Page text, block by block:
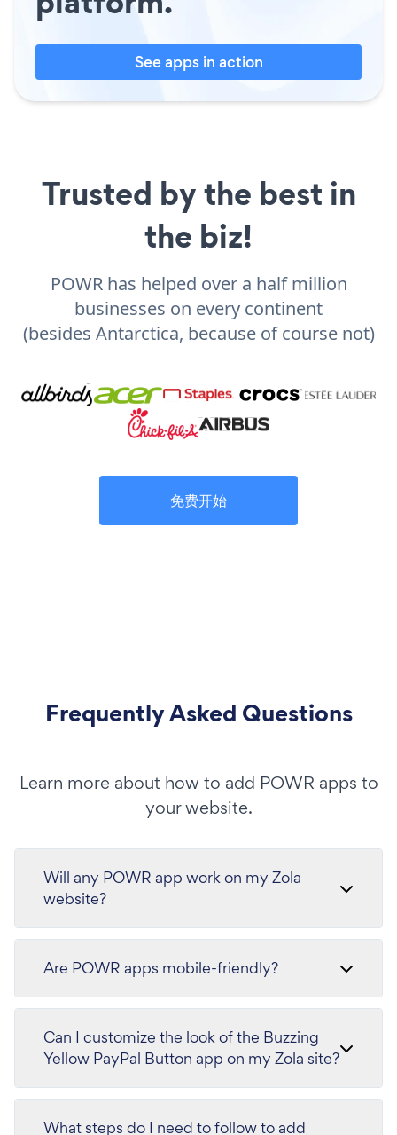
See apps in action
Trusted by the best in
the biz!
POWR has helped over a half million
businesses on every continent
(besides Antarctica, because of course not)
免费开始
Frequently Asked Questions
Learn more about how to add POWR apps to
your website.
Will any POWR app work on my Zola
website?
Are POWR apps mobile-friendly?
Can I customize the look of the Buzzing
Yellow PayPal Button app on my Zola site?
What steps do I need to follow to add